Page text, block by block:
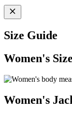
Size Guide
Women's
Women's